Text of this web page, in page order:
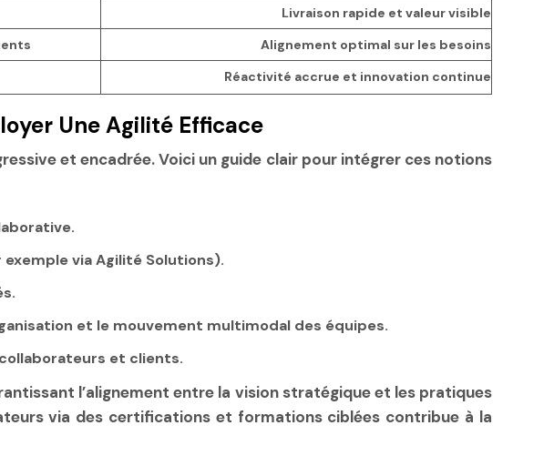
Livraison rapide et valeur visible
Alignement optimal sur les besoins
Réactivité accrue et innovation continue
Une Agilité Efficace
et encadrée. Voici un guide clair pour intégrer ces notions
exemple via Agilité Solutions).
et le mouvement multimodal des équipes.
et clients.
l’alignement entre la vision stratégique et les pratiques
via des certifications et formations ciblées contribue à la